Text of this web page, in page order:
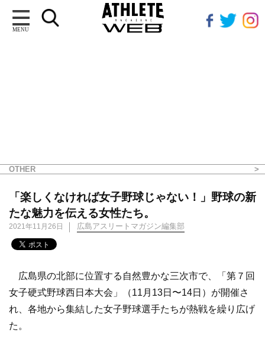
MENU
OTHER
「楽しくなければ女子野球じゃない！」野球の新
たな魅力を伝える女性たち。
2021年11月26日 広島アスリートマガジン編集部
広島県の北部に位置する自然豊かな三次市で、「第７回
女子硬式野球西日本大会」（11月13日〜14日）が開催さ
れ、各地から集結した女子野球選手たちが熱戦を繰り広げ
た。